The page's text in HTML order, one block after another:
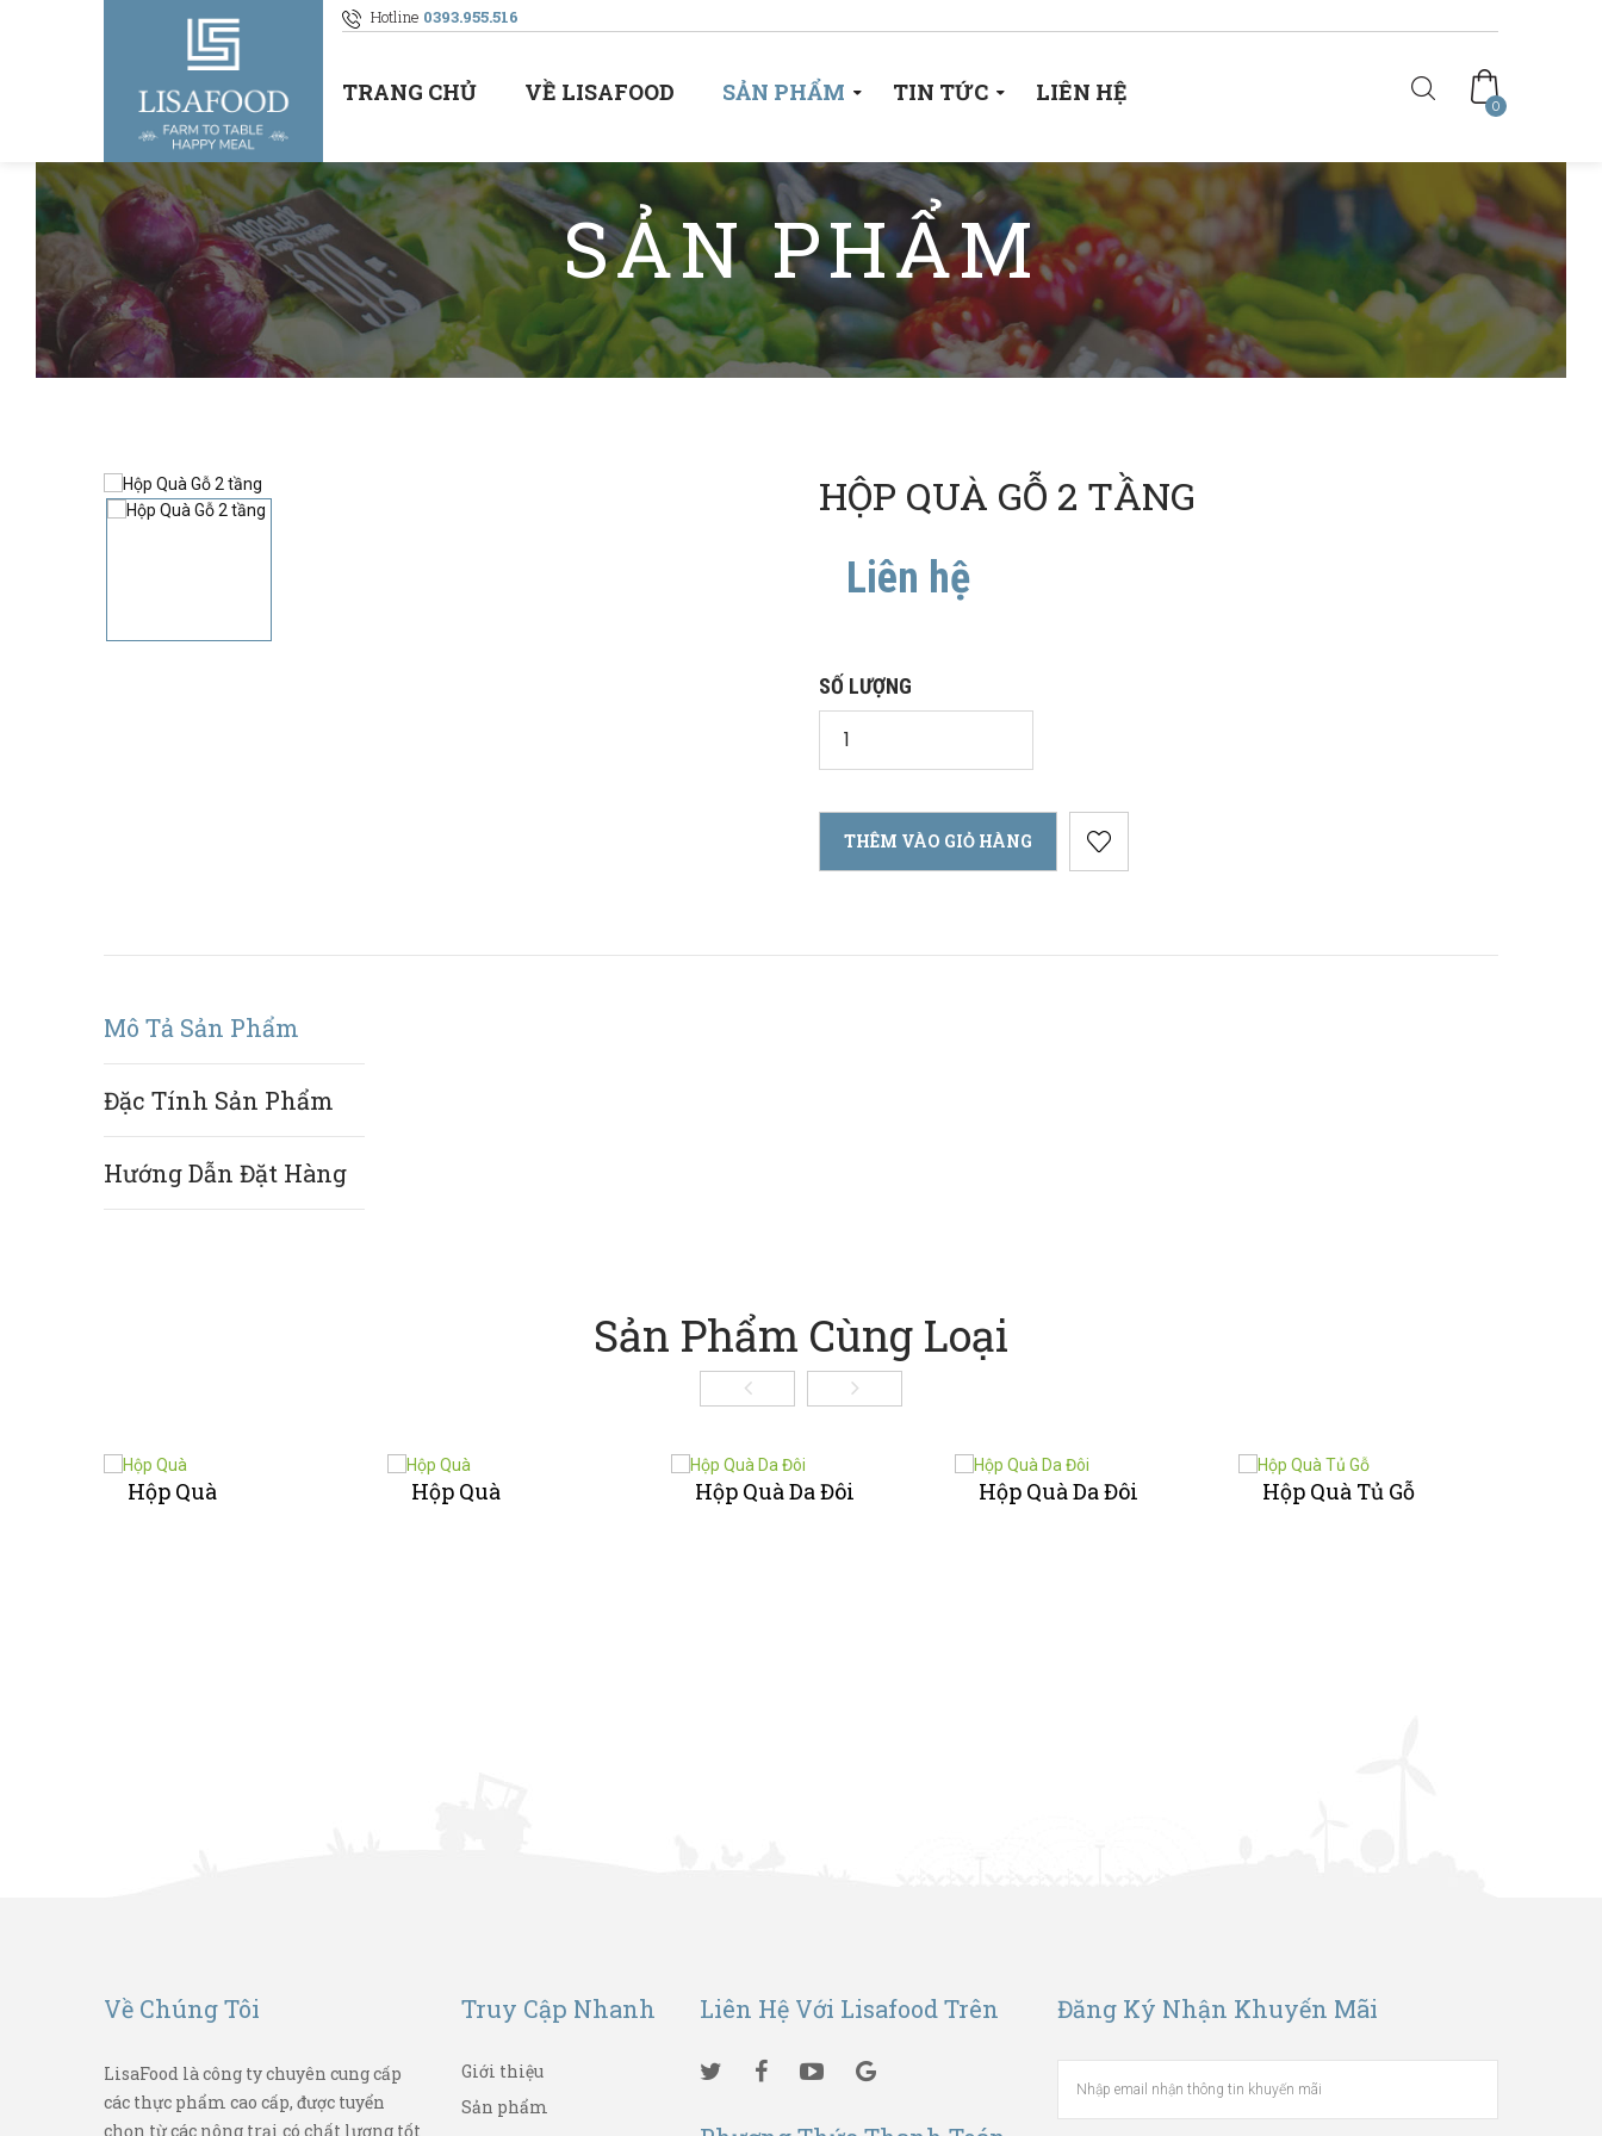
Hotline 0393.955.516
0
TRANG CHỦ VỀ LISAFOOD SẢN PHẨM TIN TỨC LIÊN HỆ
SẢN PHẨM
HỘP QUÀ GỖ 2 TẦNG
Liên hệ
SỐ LƯỢNG
THÊM VÀO GIỎ HÀNG
Mô Tả Sản Phẩm
Đặc Tính Sản Phẩm
Hướng Dẫn Đặt Hàng
Sản Phẩm Cùng Loại
Hộp Quà Hộp Quà Hộp Quà Da Đôi Hộp Quà Da Đôi Hộp Quà Tủ Gỗ
Về Chúng Tôi
LisaFood là công ty chuyên cung cấp
các thực phẩm cao cấp, được tuyển
chọn từ các nông trại có chất lượng tốt
Truy Cập Nhanh
Giới thiệu
Sản phẩm
Liên Hệ Với Lisafood Trên Đăng Ký Nhận Khuyến Mãi